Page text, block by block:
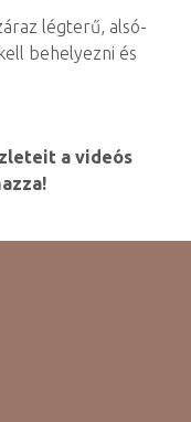
légterű, alsó-
behelyezni és
a videós